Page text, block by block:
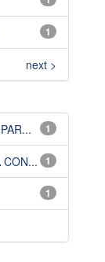
1
next >
1
1
CON...
1